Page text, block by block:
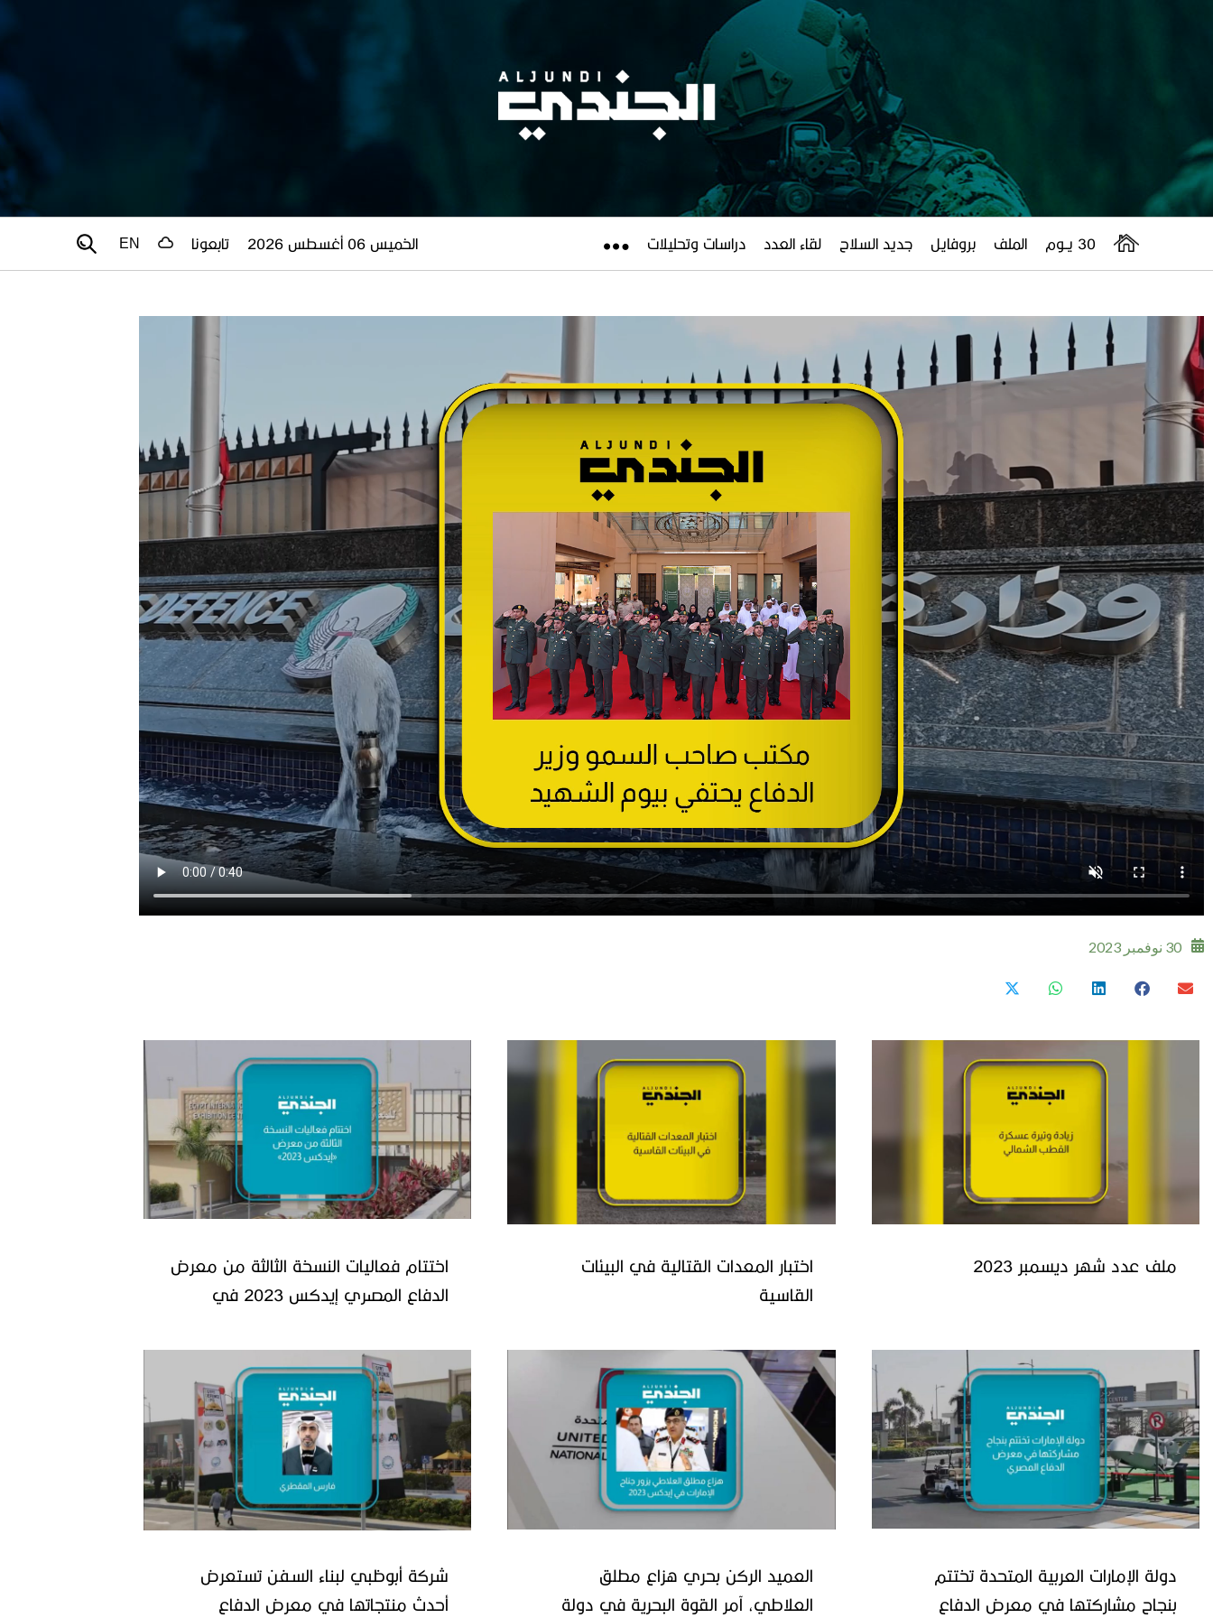
30 يــوم الملف بروفايل جديد السلاح لقاء العدد دراسات وتحليلات الخميس 06 أغسطس 2026 تابعونا EN
30 نوفمبر 2023
ملف عدد شهر ديسمبر 2023
اختبار المعدات القتالية في البيئات
القاسية
اختتام فعاليات النسخة الثالثة من معرض
الدفاع المصري إيدكس 2023 في
دولة الإمارات العربية المتحدة تختتم
بنجاح مشاركتها في معرض الدفاع
العميد الركن بحري هزاع مطلق
العلاطي، آمر القوة البحرية في دولة
شركة أبوظبي لبناء السفن تستعرض
أحدث منتجاتها في معرض الدفاع